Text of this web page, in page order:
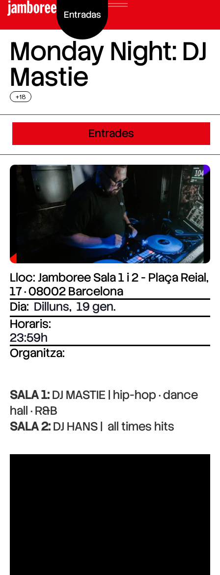
Entradas
Monday Night: DJ
Mastie
+18
Entrades
Lloc: Jamboree Sala 1 i 2 - Plaça Reial,
17 · 08002 Barcelona
Dia: Dilluns, 19 gen.
Horaris:
23:59
Organitza:
SALA 1:DJ MASTIE | hip-hop · dance
hall · R&B
SALA 2:DJ HANS | all times hits